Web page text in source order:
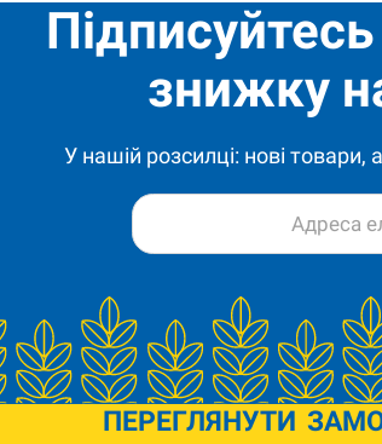
знижку
У нашій розсилці: нові
ПЕРЕГЛЯНУТИ